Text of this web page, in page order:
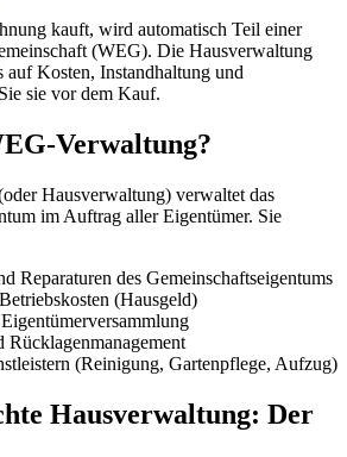
kauft, wird automatisch Teil einer
(WEG). Die Hausverwaltung
auf Kosten, Instandhaltung und
sie vor dem Kauf.
Verwaltung?
Hausverwaltung) verwaltet das
im Auftrag aller Eigentümer. Sie
Reparaturen des Gemeinschaftseigentums
(Hausgeld)
(Reinigung, Gartenpflege, Aufzug)
Hausverwaltung: Der